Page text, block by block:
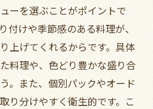
ーを選ぶことがポイントで
付けや季節感のある料理が、
上げてくれるからです。具体
料理や、色どり豊かな盛り合
。また、個別パックやオード
り分けやすく衛生的です。こ